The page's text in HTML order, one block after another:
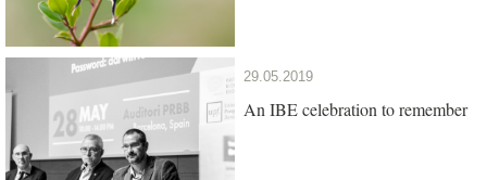
29.05.2019
An IBE celebration to remember